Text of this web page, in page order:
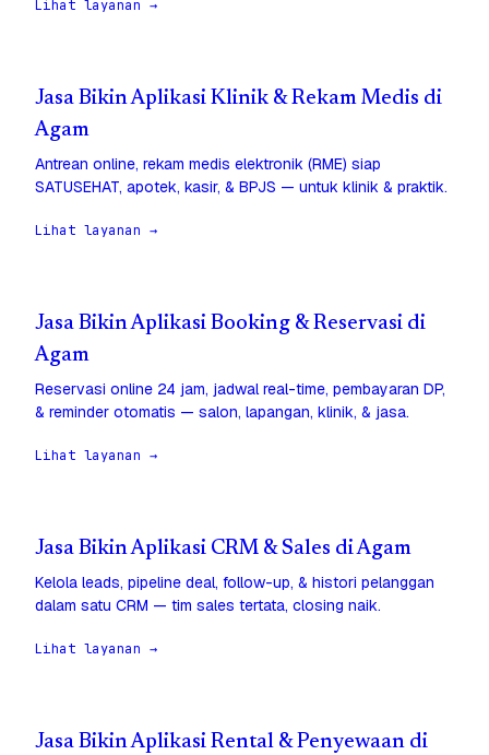
Lihat layanan →
Jasa Bikin Aplikasi Klinik & Rekam Medis di
Agam
Antrean online, rekam medis elektronik (RME) siap
SATUSEHAT, apotek, kasir, & BPJS — untuk klinik & praktik.
Lihat layanan →
Jasa Bikin Aplikasi Booking & Reservasi di
Agam
Reservasi online 24 jam, jadwal real-time, pembayaran DP,
& reminder otomatis — salon, lapangan, klinik, & jasa.
Lihat layanan →
Jasa Bikin Aplikasi CRM & Sales di Agam
Kelola leads, pipeline deal, follow-up, & histori pelanggan
dalam satu CRM — tim sales tertata, closing naik.
Lihat layanan →
Jasa Bikin Aplikasi Rental & Penyewaan di